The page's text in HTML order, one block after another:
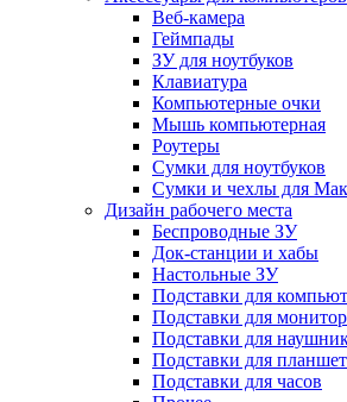
Веб-камера
Геймпады
ЗУ для ноутбуков
Клавиатура
Компьютерные очки
Мышь компьютерная
Роутеры
Сумки для ноутбуков
Сумки и чехлы для
Дизайн рабочего места
Беспроводные ЗУ
Док-станции и хабы
Настольные ЗУ
Подставки для
Подставки для
Подставки для
Подставки для
Подставки для часов